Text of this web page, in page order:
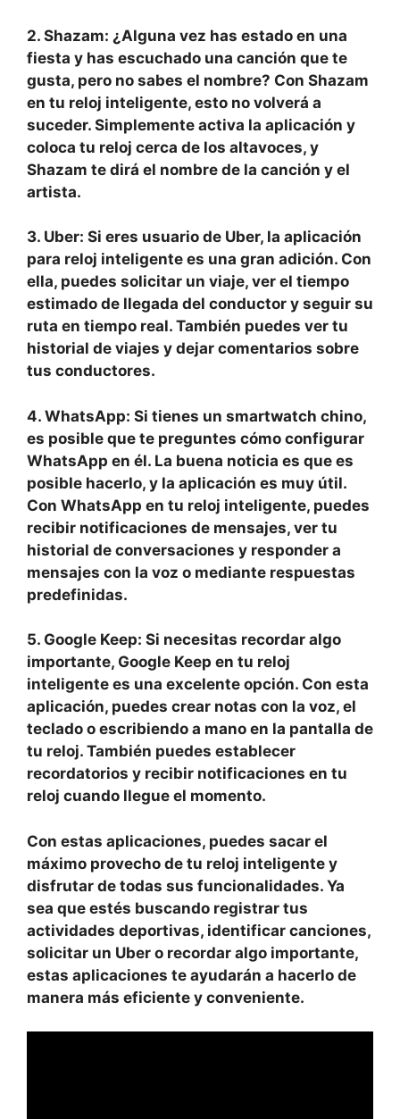
2. Shazam: ¿Alguna vez has estado en una
fiesta y has escuchado una canción que te
gusta, pero no sabes el nombre? Con Shazam
en tu reloj inteligente, esto no volverá a
suceder. Simplemente activa la aplicación y
coloca tu reloj cerca de los altavoces, y
Shazam te dirá el nombre de la canción y el
artista.
3. Uber: Si eres usuario de Uber, la aplicación
para reloj inteligente es una gran adición. Con
ella, puedes solicitar un viaje, ver el tiempo
estimado de llegada del conductor y seguir su
ruta en tiempo real. También puedes ver tu
historial de viajes y dejar comentarios sobre
tus conductores.
4. WhatsApp: Si tienes un smartwatch chino,
es posible que te preguntes cómo configurar
WhatsApp en él. La buena noticia es que es
posible hacerlo, y la aplicación es muy útil.
Con WhatsApp en tu reloj inteligente, puedes
recibir notificaciones de mensajes, ver tu
historial de conversaciones y responder a
mensajes con la voz o mediante respuestas
predefinidas.
5. Google Keep: Si necesitas recordar algo
importante, Google Keep en tu reloj
inteligente es una excelente opción. Con esta
aplicación, puedes crear notas con la voz, el
teclado o escribiendo a mano en la pantalla de
tu reloj. También puedes establecer
recordatorios y recibir notificaciones en tu
reloj cuando llegue el momento.
Con estas aplicaciones, puedes sacar el
máximo provecho de tu reloj inteligente y
disfrutar de todas sus funcionalidades. Ya
sea que estés buscando registrar tus
actividades deportivas, identificar canciones,
solicitar un Uber o recordar algo importante,
estas aplicaciones te ayudarán a hacerlo de
manera más eficiente y conveniente.